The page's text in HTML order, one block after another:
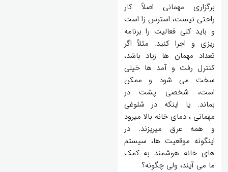
برگزاری مهمانی اصلاً کار
راحتی نیست، استرس زا است
و باید کلی فعالیت را برنامه
ریزی و اجرا کنید. مثلاً اگر
تعداد مهمان ها زیاد باشد،
کنترل رفت و آمد ها خیلی
سخت می شود و ممکن
است، شخصی پشت در
بماند. یا اینکه در شلوغی
مهمانی ، دمای خانه بالا میرود
و همه عرق میریزند. در
اینگونه موقعیت ها، سیستم
های خانه هوشمند به کمک
ما می آیند، ولی چگونه؟